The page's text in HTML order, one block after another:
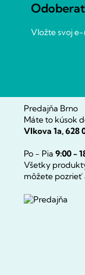
Vložte svoj
Predajňa Brno
Máte to kúsok
Vlkova 1a, 628
Po - Pia 9:00 -
Všetky
môžete pozrieť